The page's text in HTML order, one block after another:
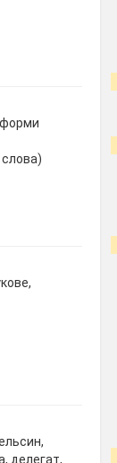
форми
делегат,